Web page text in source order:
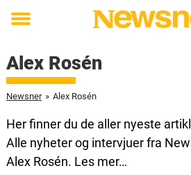
Toggle
Alex Rosén
Newsner » Alex Rosén
Her finner du de aller nyeste
Alle nyheter og intervjuer fra
Alex Rosén. Les mer…